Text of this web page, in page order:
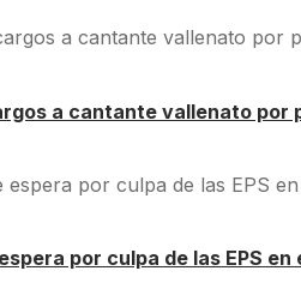
a cantante vallenato por
por culpa de las EPS en